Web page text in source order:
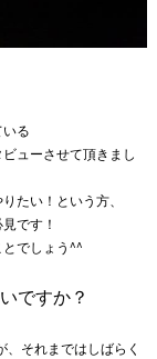
る
ューさせて頂きまし
たい！という方、
です！
でしょう^^
ですか？
、それまではしばらく